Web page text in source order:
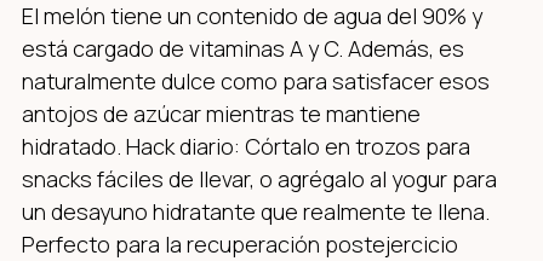
El melón tiene un contenido de agua del 90% y
está cargado de vitaminas A y C. Además, es
naturalmente dulce como para satisfacer esos
antojos de azúcar mientras te mantiene
hidratado. Hack diario: Córtalo en trozos para
snacks fáciles de llevar, o agrégalo al yogur para
un desayuno hidratante que realmente te llena.
Perfecto para la recuperación postejercicio